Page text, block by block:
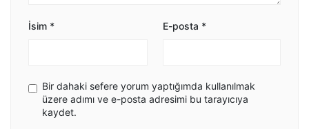
İsim * E-posta *
Bir dahaki sefere yorum yaptığımda kullanılmak
üzere adımı ve e-posta adresimi bu tarayıcıya
kaydet.